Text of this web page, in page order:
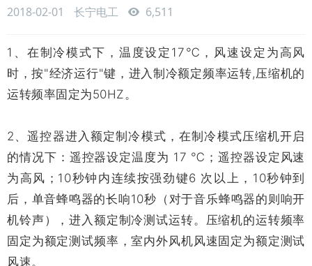
2018-02-01 长宁电工 6,511
1、在制冷模式下，温度设定17℃，风速设定为高风
时，按"经济运行"键，进入制冷额定频率运转,压缩机的
运转频率固定为50HZ。
2、遥控器进入额定制冷模式，在制冷模式压缩机开启
的情况下：遥控器设定温度为 17 ℃；遥控器设定风速
为高风；10秒钟内连续按强劲键6 次以上，10秒钟到
后，单音蜂鸣器的长响10秒（对于音乐蜂鸣器的则响开
机铃声），进入额定制冷测试运转。压缩机的运转频率
固定为额定测试频率，室内外风机风速固定为额定测试
风速。